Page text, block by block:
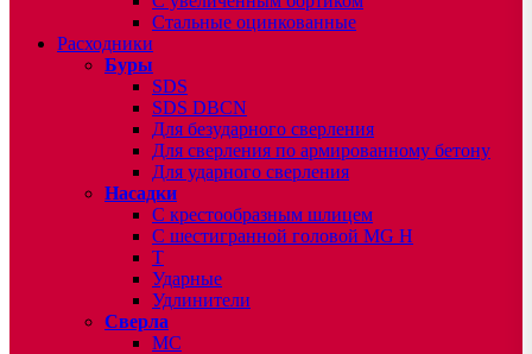
Стальные оцинкованные
Расходники
Буры
SDS
SDS DBCN
Для безударного сверления
Для сверления по армированному бетону
Для ударного сверления
Насадки
С крестообразным шлицем
С шестигранной головой MG H
T
Ударные
Удлинители
Сверла
МС